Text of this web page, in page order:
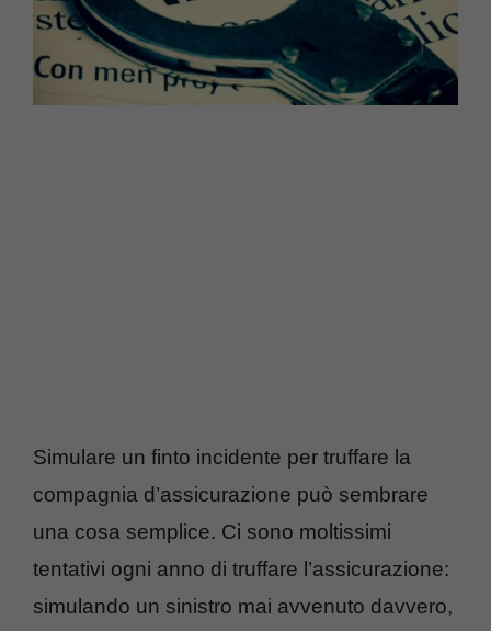
Simulare un finto incidente per truffare la
compagnia d’assicurazione può sembrare
una cosa semplice. Ci sono moltissimi
tentativi ogni anno di truffare l’assicurazione:
simulando un sinistro mai avvenuto davvero,